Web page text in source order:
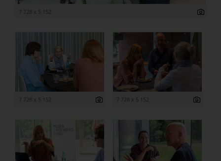
7 728 x 5 152
7 728 x 5 152 7 728 x 5 152